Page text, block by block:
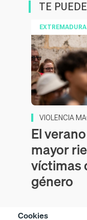
Cookies
TE
EXTREMADURA
VIOLENCIA
El
mayor
víctimas
género